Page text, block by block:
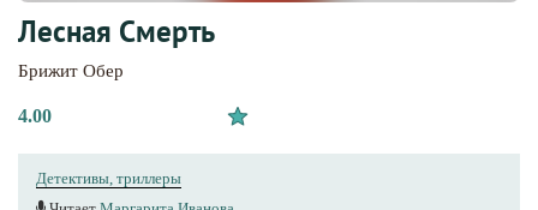
Лесная Смерть
Брижит Обер
4.00
Детективы, триллеры